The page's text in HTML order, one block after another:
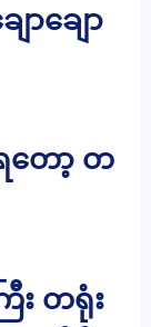
ာချော
တော့ တ
း တရုံး